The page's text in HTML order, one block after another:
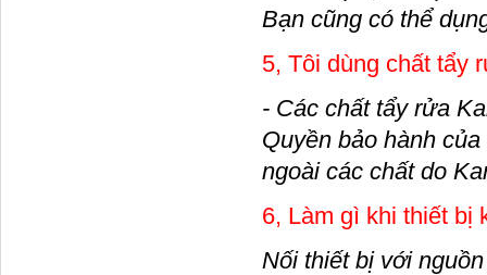
Bạn cũng có thể
5, Tôi dùng chất tẩy
- Các chất tẩy rửa
Quyền bảo hành
ngoài các chất do
6, Làm gì khi thiết bị
Nối thiết bị với